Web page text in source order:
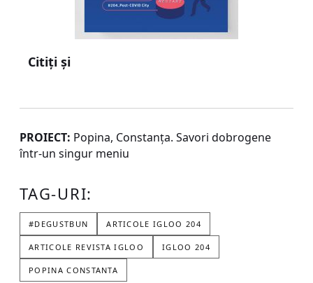
Citiți și
PROIECT: Popina, Constanța. Savori dobrogene
într-un singur meniu
TAG-URI:
#DEGUSTBUN ARTICOLE IGLOO 204
ARTICOLE REVISTA IGLOO IGLOO 204
POPINA CONSTANTA